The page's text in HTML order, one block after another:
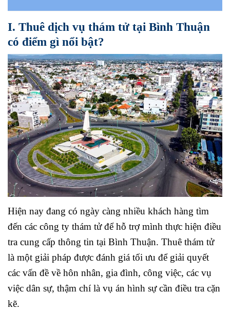
I. Thuê dịch vụ thám tử tại Bình Thuận
có điểm gì nổi bật?
Hiện nay đang có ngày càng nhiều khách hàng tìm
đến các công ty thám tử để hỗ trợ mình thực hiện điều
tra cung cấp thông tin tại Bình Thuận. Thuê thám tử
là một giải pháp được đánh giá tối ưu để giải quyết
các vấn đề về hôn nhân, gia đình, công việc, các vụ
việc dân sự, thậm chí là vụ án hình sự cần điều tra cặn
kẽ.